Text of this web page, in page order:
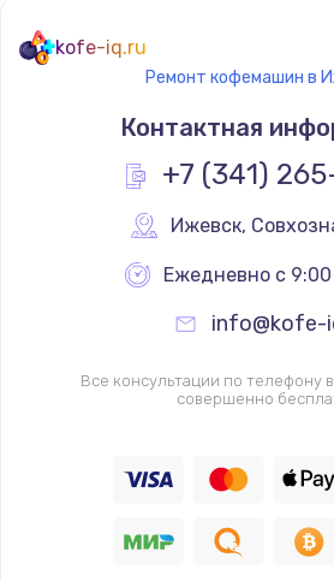
kofe-iq.ru
Ремонт кофемашин в
Контактная
+7 (341)
Ижевск,
Ежедневно с 9:00
info@kofe-
Все консультации по телефону
совершенно